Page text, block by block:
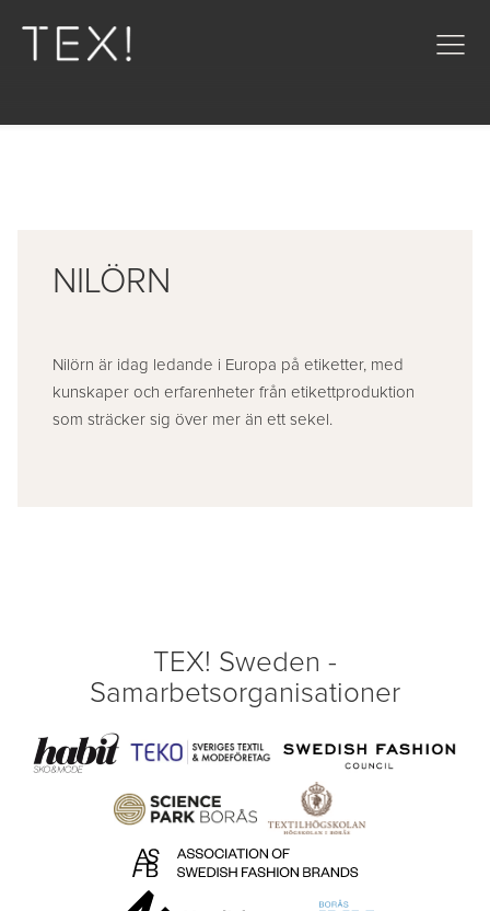
NILÖRN
Nilörn är idag ledande i Europa på etiketter, med
kunskaper och erfarenheter från etikettproduktion
som sträcker sig över mer än ett sekel.
TEX! Sweden -
Samarbetsorganisationer